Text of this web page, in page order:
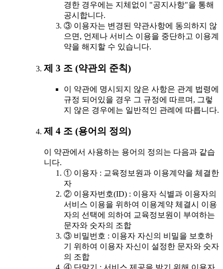
경한 경우에는 지체없이 "공지사항"을 통해
공시합니다.
③ 이용자는 변경된 약관사항에 동의하지 않
으면, 언제나 서비스 이용을 중단하고 이용계
약을 해지할 수 있습니다.
제 3 조 (약관외 준칙)
이 약관에 명시되지 않은 사항은 관계 법령에
규정 되어있을 경우 그 규정에 따르며, 그렇
지 않은 경우에는 일반적인 관례에 따릅니다.
제 4 조 (용어의 정의)
이 약관에서 사용하는 용어의 정의는 다음과 같습
니다.
① 이용자 : 교육정보원과 이용계약을 체결한
자
② 이용자번호(ID) : 이용자 식별과 이용자의
서비스 이용을 위하여 이용계약 체결시 이용
자의 선택에 의하여 교육정보원이 부여하는
문자와 숫자의 조합
③ 비밀번호 : 이용자 자신의 비밀을 보호하
기 위하여 이용자 자신이 설정한 문자와 숫자
의 조합